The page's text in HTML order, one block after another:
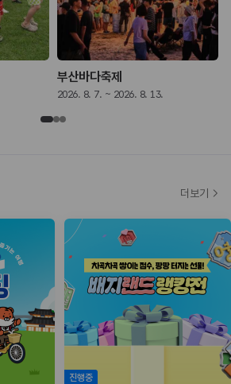
부산바다축제
2026. 8. 7. ~ 2026. 8. 13.
진행중
더보기